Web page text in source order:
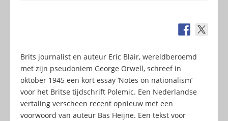
Brits journalist en auteur Eric Blair, wereldberoemd
met zijn pseudoniem George Orwell, schreef in
oktober 1945 een kort essay ‘Notes on nationalism’
voor het Britse tijdschrift Polemic. Een Nederlandse
vertaling verscheen recent opnieuw met een
voorwoord van auteur Bas Heijne. Een tekst voor